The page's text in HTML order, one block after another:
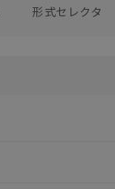
形式セレクタ